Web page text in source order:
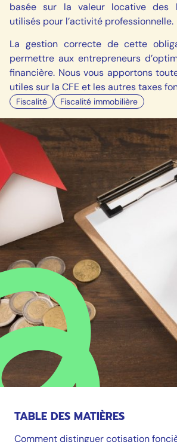
basée sur la valeur locative des
utilisés pour l’activité professionnelle.
La gestion correcte de cette
permettre aux entrepreneurs
financière. Nous vous apportons
utiles sur la CFE et les autres taxes
Fiscalité Fiscalité immobilière
TABLE DES MATIÈRES
Comment distinguer cotisation